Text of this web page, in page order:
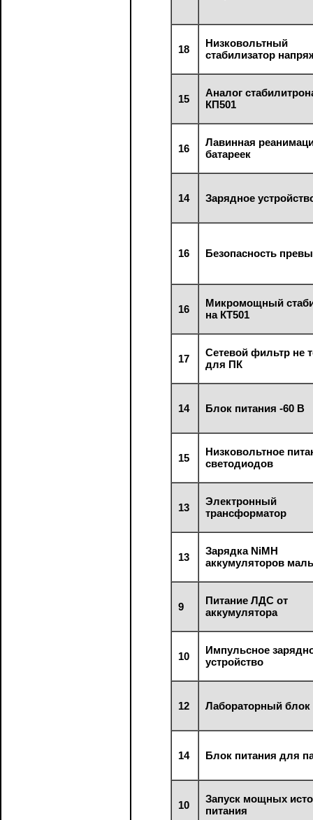
18
Низковольтный
стабилизатор
15
Аналог
КП501
16
Лавинная
батареек
14 Зарядное
16 Безопасность
16
Микромощный
на КТ501
17
Сетевой фильтр не
для ПК
14 Блок питания -60 В
15
Низковольтное
светодиодов
13
Электронный
трансформатор
13
Зарядка NiMH
аккумуляторов
9
Питание ЛДС от
аккумулятора
10
Импульсное
устройство
12 Лабораторный блок
14 Блок питания для
10
Запуск мощных
питания